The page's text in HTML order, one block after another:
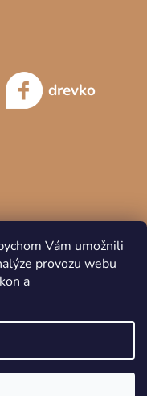
Vám umožnili
provozu webu
a
drevko